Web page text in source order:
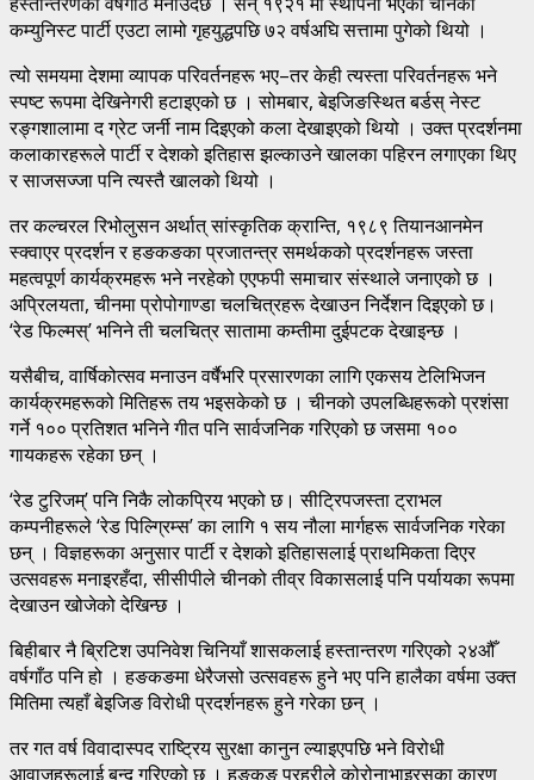
कम्युनिस्ट पार्टी एउटा लामो गृहयुद्धपछि ७२ वर्षअघि सत्तामा पुगेको थियो ।
त्यो समयमा देशमा व्यापक परिवर्तनहरू भए–तर केही त्यस्ता परिवर्तनहरू भने
स्पष्ट रूपमा देखिनेगरी हटाइएको छ । सोमबार, बेइजिङस्थित बर्डस् नेस्ट
रङ्गशालामा द ग्रेट जर्नी नाम दिइएको कला देखाइएको थियो । उक्त प्रदर्शनमा
कलाकारहरूले पार्टी र देशको इतिहास झल्काउने खालका पहिरन लगाएका थिए
र साजसज्जा पनि त्यस्तै खालको थियो ।
तर कल्चरल रिभोलुसन अर्थात् सांस्कृतिक क्रान्ति, १९८९ तियानआनमेन
स्क्वाएर प्रदर्शन र हङकङका प्रजातन्त्र समर्थकको प्रदर्शनहरू जस्ता
महत्वपूर्ण कार्यक्रमहरू भने नरहेको एएफपी समाचार संस्थाले जनाएको छ ।
अप्रिलयता, चीनमा प्रोपोगाण्डा चलचित्रहरू देखाउन निर्देशन दिइएको छ।
‘रेड फिल्मस्’ भनिने ती चलचित्र सातामा कम्तीमा दुईपटक देखाइन्छ ।
यसैबीच, वार्षिकोत्सव मनाउन वर्षैभरि प्रसारणका लागि एकसय टेलिभिजन
कार्यक्रमहरूको मितिहरू तय भइसकेको छ । चीनको उपलब्धिहरूको प्रशंसा
गर्ने १०० प्रतिशत भनिने गीत पनि सार्वजनिक गरिएको छ जसमा १००
गायकहरू रहेका छन् ।
‘रेड टुरिजम्’ पनि निकै लोकप्रिय भएको छ। सीट्रिपजस्ता ट्राभल
कम्पनीहरूले ‘रेड पिल्ग्रिम्स’ का लागि १ सय नौला मार्गहरू सार्वजनिक गरेका
छन् । विज्ञहरूका अनुसार पार्टी र देशको इतिहासलाई प्राथमिकता दिएर
उत्सवहरू मनाइरहँदा, सीसीपीले चीनको तीव्र विकासलाई पनि पर्यायका रूपमा
देखाउन खोजेको देखिन्छ ।
बिहीबार नै ब्रिटिश उपनिवेश चिनियाँ शासकलाई हस्तान्तरण गरिएको २४औँ
वर्षगाँठ पनि हो । हङकङमा धेरैजसो उत्सवहरू हुने भए पनि हालैका वर्षमा उक्त
मितिमा त्यहाँ बेइजिङ विरोधी प्रदर्शनहरू हुने गरेका छन् ।
तर गत वर्ष विवादास्पद राष्ट्रिय सुरक्षा कानुन ल्याइएपछि भने विरोधी
आवाजहरूलाई बन्द गरिएको छ । हङकङ प्रहरीले कोरोनाभाइरसका कारण